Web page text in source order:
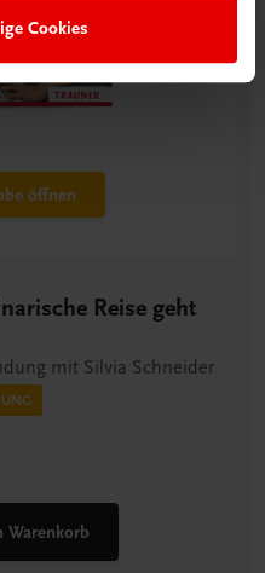
Cookies
öffnen
Reise geht
mit Silvia Schneider
Warenkorb